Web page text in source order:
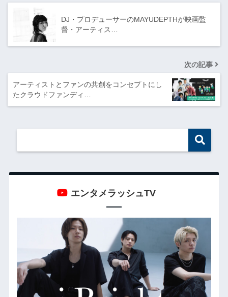
DJ・プロデューサーのMAYUDEPTHが映画監
督・アーティス…
次の記事
アーティストとファンの共創をコンセプトにし
たクラウドファンディ…
エンタメラッシュTV